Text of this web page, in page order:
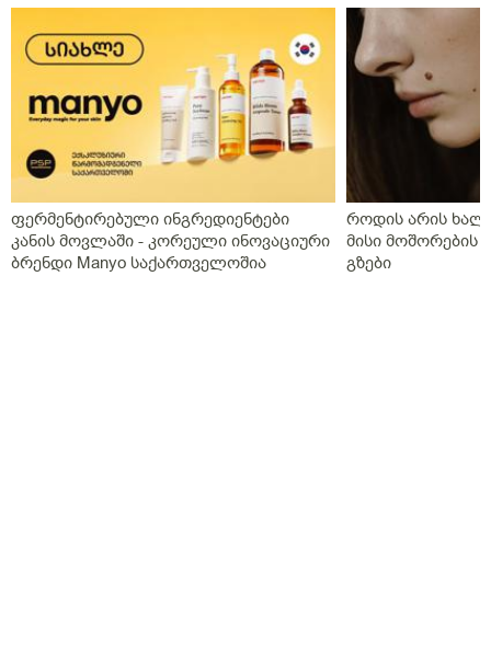
რიგში რაც არ გაგვისინჯია ამ ხნის განმავლობაში და
ზღვარზე ქონდა ისე რომ ლაბორანტმა გვითხრა
საყურადღებოა თორემ მერე საპრობლემო
გახდებაო,და ისედაც თვენახევარში ერთხელ
გვნახულობდა ის ძველი ექიმი,ინდომეტაზონის
სანთელი ოცი დღე ძილის წინ,უტროჟესტანი
საღამოს,კურანტილი სისხლის გამათხელებელი,ახლა
აქვს თავის ტკივილები,სხვა ჩვენება არააქვს და ასე
გვგონია დ ვიტამია გამოიწვიაო მარა ვირუსიც
ქონდა,ვაგოსტაბილი თავის ტკივილისთვის,თქვენ რას
გვირჩევთ?როგორც გვითხარით ონლაინ ისე მიდის
ყველაფერი და ხალხს შეხება აქვთ პირდაპირ
ფერმენტირებული ინგრედიენტები
კანის მოვლაში - კორეული ინოვაციური
ბრენდი Manyo საქართველოშია
როდის არის
მისი მოშორების
გზები